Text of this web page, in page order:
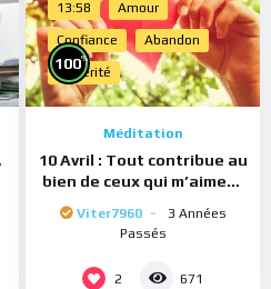
13:58 Amour
Confiance Abandon
Sincérité
100%
Méditation
10 Avril : Tout contribue au
bien de ceux qui m’aiment
Viter7960
3 Années
Passés
2 671